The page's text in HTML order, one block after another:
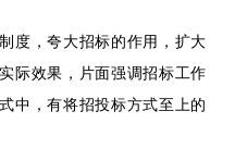
度，夸大招标的作用，扩大
际效果，片面强调招标工作
中，有将招投标方式至上的